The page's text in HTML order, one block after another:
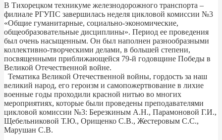
В Тихорецком техникуме железнодорожного транспорта –
филиале РГУПС завершилась неделя цикловой комиссии №3
«Общие гуманитарные, социально-экономические,
общеобразовательные дисциплины». Период ее проведения
был очень насыщенным. Он был наполнен разнообразными
коллективно-творческими делами, в большей степени,
посвященными приближающейся 79-й годовщине Победы в
Великой Отечественной войне.
Тематика Великой Отечественной войны, гордость за наш
великий народ, его героизм и самопожертвование в лихие
военные годы проходили красной нитью во многих
мероприятиях, которые были проведены преподавателями
цикловой комиссии №3: Березкиным А.Н., Парамоновой Г.И.,
Щебельниковой Т.Ю., Орищенко С.В., Жестеровым С.С.,
Марушан С.В.